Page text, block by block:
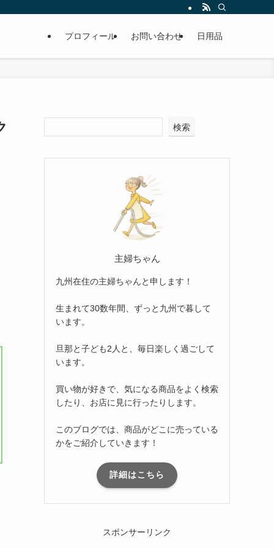
プロフィール お問い合わせ 日用品
検索
主婦ちゃん
九州在住の主婦ちゃんと申します！
生まれて30数年間、ずっと九州で暮して
います。
旦那と子ども2人と、毎日楽しく過ごして
います。
買い物が好きで、気になる商品をよく検索
したり、お店に見に行ったりします。
このブログでは、商品がどこに売っている
かをご紹介していきます！
詳細はこちら
スポンサーリンク